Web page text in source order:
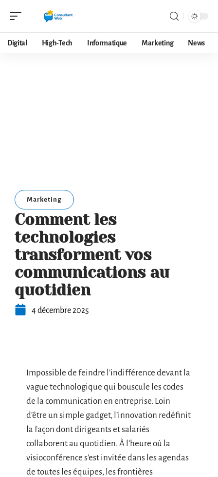
Digital High-Tech Informatique Marketing News
Marketing
Comment les
technologies
transforment vos
communications au
quotidien
4 décembre 2025
Impossible de feindre l’indifférence devant la
vague technologique qui bouscule les codes
de la communication en entreprise. Loin
d’être un simple gadget, l’innovation redéfinit
la façon dont dirigeants et salariés
collaborent au quotidien. À l’heure où la
visioconférence s’est invitée dans les agendas
de toutes les équipes, les frontières